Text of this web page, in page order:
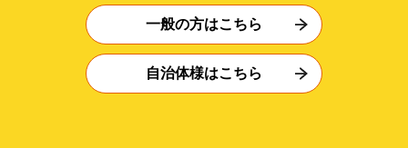
一般の方はこちら
自治体様はこちら